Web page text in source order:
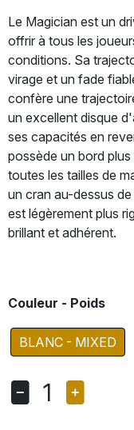
Le Magician est un
offrir à tous les
conditions. Sa
virage et un fade
confère une
un excellent disque
ses capacités en
possède un bord
toutes les tailles de
un cran au-dessus
est légèrement plus
brillant et adhérent.
Couleur - Poids
BLANC - MIXED
1